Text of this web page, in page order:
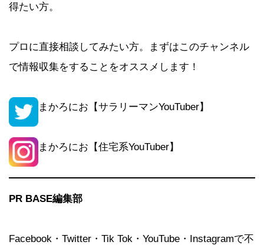
得たい方。
プロに直接相談してみたい方。まずはこのチャンネル
で情報収集をすることをオススメします！
まかろにお【サラリーマンYouTuber】
まかろにお【住宅系YouTuber】
PR BASE編集部
Facebook・Twitter・Tik Tok・YouTube・Instagramで不